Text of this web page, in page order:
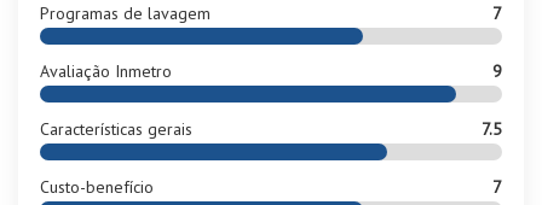
Programas de lavagem 7
Avaliação Inmetro 9
Características gerais 7.5
Custo-benefício 7